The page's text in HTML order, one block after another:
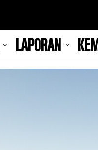
LAPORAN